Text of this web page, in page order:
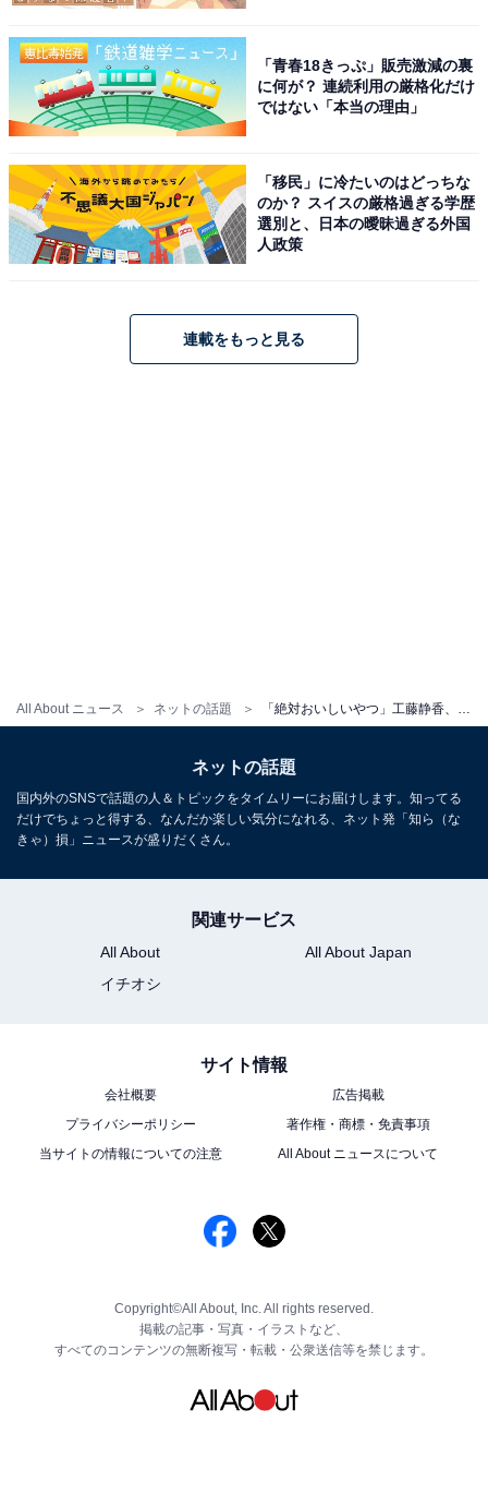
All About ニュース ネットの話題
「青春18きっぷ」販売激減の裏
に何が？ 連続利用の厳格化だけ
ではない「本当の理由」
「移民」に冷たいのはどっちな
のか？ スイスの厳格過ぎる学歴
選別と、日本の曖昧過ぎる外国
人政策
連載をもっと見る
ネットの話題
国内外のSNSで話題の人＆トピックをタイムリーにお届けします。知ってる
だけでちょっと得する、なんだか楽しい気分になれる、ネット発「知ら（な
きゃ）損」ニュースが盛りだくさん。
関連サービス
All About
All About Japan
イチオシ
サイト情報
会社概要
広告掲載
プライバシーポリシー
著作権・商標・免責事項
当サイトの情報についての注意
All About ニュースについて
Copyright©All About, Inc. All rights reserved.
掲載の記事・写真・イラストなど、
すべてのコンテンツの無断複写・転載・公衆送信等を禁じます。